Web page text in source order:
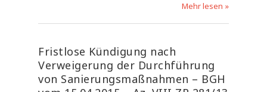
Mehr lesen »
Fristlose Kündigung nach
Verweigerung der Durchführung
von Sanierungsmaßnahmen – BGH